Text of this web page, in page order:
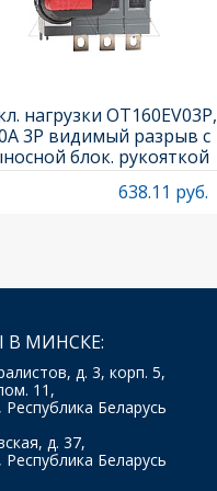
нагрузки OT160EV03P,
3P видимый разрыв с
блок. рукояткой
и осью OXP6X210
638.11 руб.
МИНСКЕ:
д. 3, корп. 5,
11,
Республика Беларусь
д. 37,
Республика Беларусь